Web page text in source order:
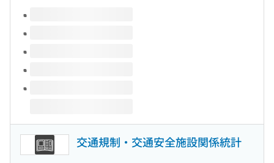
Volumes of this title
交通規制・交通安全施設関係統計